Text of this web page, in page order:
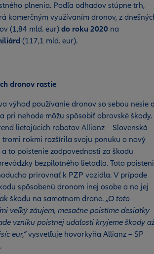
plnenia. Podľa odhadov stúpne trh,
komerčným využívaním dronov, z
(1,84 mld. eur) do roku 2020 na
(117,1 mld. eur).
dronov rastie
výhod používanie dronov so sebou nesie
pri nehode môžu spôsobiť obrovské škody.
lietajúcich robotov Allianz – Slovenská
tromi rokmi rozšírila svoju ponuku o nový
to poistenie zodpovednosti za škodu
bezpilotného lietadla. Toto
prirovnať k PZP vozidla. V prípade
spôsobenú dronom inej osobe a na jej
škodu na samotnom drone. „O toto
veľký záujem, mesačne poistíme desiatky
vzniku poistnej udalosti kryjeme škody
eur,“vysvetľuje hovorkyňa Allianz – SP